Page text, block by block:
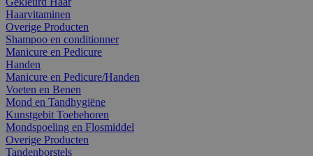
Haarvitaminen
Overige Producten
Shampoo en conditionner
Manicure en Pedicure
Handen
Manicure en Pedicure/Handen
Voeten en Benen
Mond en Tandhygiëne
Kunstgebit Toebehoren
Mondspoeling en Flosmiddel
Overige Producten
Tandenborstels